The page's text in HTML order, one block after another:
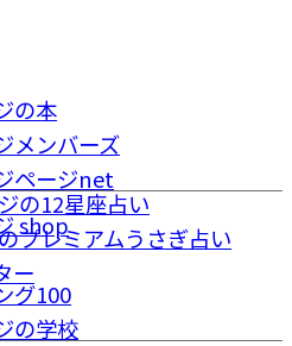
の12星座占い
プレミアムうさぎ占い
ー
の本
メンバーズ
ページnet
shop
グ100
の学校